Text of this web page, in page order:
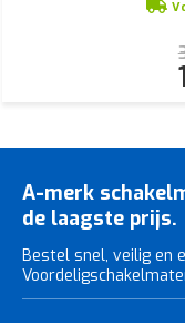
A-merk
de laagste prijs.
Bestel snel, veilig en